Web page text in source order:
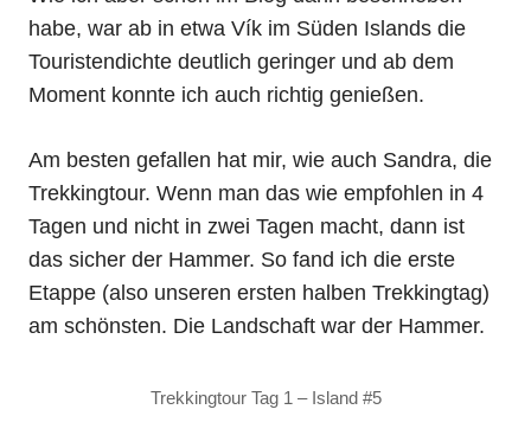
habe, war ab in etwa Vík im Süden Islands die
Touristendichte deutlich geringer und ab dem
Moment konnte ich auch richtig genießen.
Am besten gefallen hat mir, wie auch Sandra, die
Trekkingtour. Wenn man das wie empfohlen in 4
Tagen und nicht in zwei Tagen macht, dann ist
das sicher der Hammer. So fand ich die erste
Etappe (also unseren ersten halben Trekkingtag)
am schönsten. Die Landschaft war der Hammer.
Trekkingtour Tag 1 – Island #5